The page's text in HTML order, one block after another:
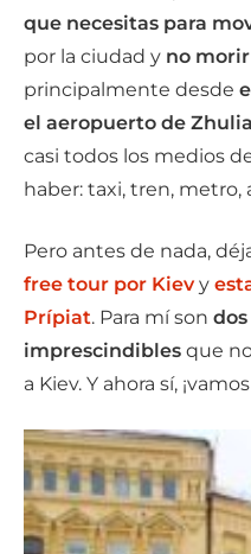
que necesitas para
por la ciudad y no
principalmente desde
el aeropuerto de
casi todos los medios
haber: taxi, tren,
Pero antes de nada,
free tour por Kievy
Prípiat. Para mí son
imprescindibles que
a Kiev. Y ahora sí,